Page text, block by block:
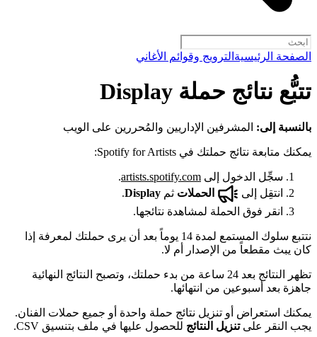
الصفحة الرئيسية الترويج وقوائم الأغاني
تتبُّع نتائج حملة Display
بالنسبة إلى: المشرفين الإداريين والمُحررين على الويب
يمكنك متابعة نتائج حملتك في Spotify for Artists:
سجِّل الدخول إلى artists.spotify.com
.
انتقِل إلى
الحملات ثم Display
.
انقر فوق الحملة لمشاهدة نتائجها.
نتتبع سلوك المستمع لمدة 14 يوماً بعد أن يرى حملتك لمعرفة إذا
كان يبث مقطعاً من الإصدار أم لا.
تظهر النتائج بعد 24 ساعة من بدء حملتك، وتصبح النتائج النهائية
جاهزة بعد أسبوعين من انتهائها.
يمكنك استعراض أو تنزيل نتائج حملة واحدة أو جميع حملات الفنان.
يجب النقر علىتنزيل النتائج للحصول عليها في ملف بتنسيق CSV.